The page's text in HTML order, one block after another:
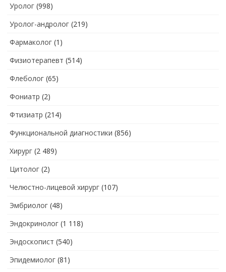
Уролог (998)
Уролог-андролог (219)
Фармаколог (1)
Физиотерапевт (514)
Флеболог (65)
Фониатр (2)
Фтизиатр (214)
Функциональной диагностики (856)
Хирург (2 489)
Цитолог (2)
Челюстно-лицевой хирург (107)
Эмбриолог (48)
Эндокринолог (1 118)
Эндоскопист (540)
Эпидемиолог (81)